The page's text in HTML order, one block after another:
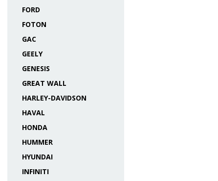
FORD
FOTON
GAC
GEELY
GENESIS
GREAT WALL
HARLEY-DAVIDSON
HAVAL
HONDA
HUMMER
HYUNDAI
INFINITI